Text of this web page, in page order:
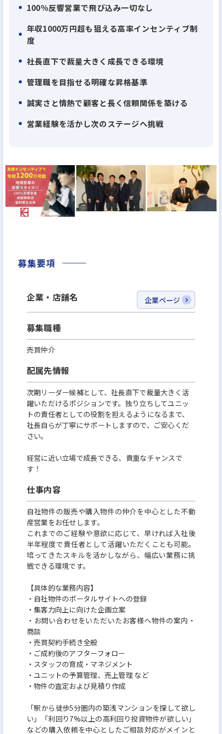
当社の営業スタイルは、飛び込み営業を一切行わ
展開していることが特徴です。主にポータルサイトか
する「信頼の営業スタイル」を大切にしています。
ップアップを目指す方には、 早期の管理職ポジショ
ンへのチャレンジ が可能な環境です。社長直下で裁
また、成果に応じたインセンティブや充実の制度に
より、 年収1,000万円超えも実現可能 。頑張りがし
っかり評価され、キャリアも収入も成長させられる
「人々の暮らしに新たな価値を生み、真に感謝され
――そんな不動産のプロフェッショナルを目指すあなた
をお待ちしています。
100％反響営業で飛び込み一切なし
年収1000万円超も狙える高率インセンティブ制
度
社長直下で裁量大きく成長できる環境
管理職を目指せる明確な昇格基準
誠実さと情熱で顧客と長く信頼関係を築ける
営業経験を活かし次のステージへ挑戦
募集要項
企業・店舗名 企業ページ
募集職種
売買仲介
配属先情報
次期リーダー候補として、社長直下で裁量大きく活
躍いただけるポジションです。独り立ちしてユニッ
トの責任者としての役割を担えるようになるまで、
社長自らが丁寧にサポートしますので、ご安心くだ
さい。
経営に近い立場で成長できる、貴重なチャンスで
す！
仕事内容
自社物件の販売や購入物件の仲介を中心とした不動
産営業をお任せします。
これまでのご経験や意欲に応じて、早ければ入社後
半年程度で責任者として活躍いただくことも可能。
培ってきたスキルを活かしながら、幅広い業務に挑
戦できる環境です。
【具体的な業務内容】
・自社物件のポータルサイトへの登録
・集客力向上に向けた企画立案
・お問い合わせをいただいたお客様へ物件の案内・
商談
・売買契約手続き全般
・ご成約後のアフターフォロー
・スタッフの育成・マネジメント
・ユニットの予算管理、売上管理 など
・物件の査定および見積り作成
「駅から徒歩5分圏内の築浅マンションを探して欲し
い」「利回り7%以上の高利回り投資物件が欲しい」
などの購入依頼を中心としたご相談対応がメインと